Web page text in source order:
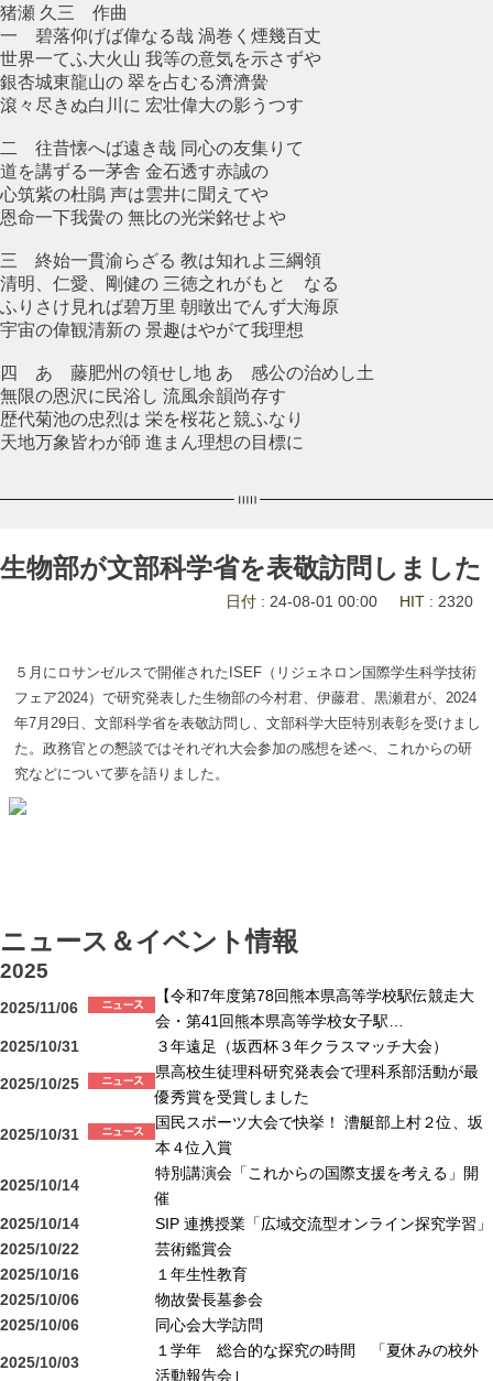
猪瀬 久三 作曲
一 碧落仰げば偉なる哉 渦巻く煙幾百丈
世界一てふ大火山 我等の意気を示さずや
銀杏城東龍山の 翠を占むる濟濟黌
滾々尽きぬ白川に 宏壮偉大の影うつす
二 往昔懐へば遠き哉 同心の友集りて
道を講ずる一茅舎 金石透す赤誠の
心筑紫の杜鵑 声は雲井に聞えてや
恩命一下我黌の 無比の光栄銘せよや
三 終始一貫渝らざる 教は知れよ三綱領
清明、仁愛、剛健の 三徳之れがもとゝなる
ふりさけ見れば碧万里 朝暾出でんず大海原
宇宙の偉観清新の 景趣はやがて我理想
四 あゝ藤肥州の領せし地 あゝ感公の治めし土
無限の恩沢に民浴し 流風余韻尚存す
歴代菊池の忠烈は 栄を桜花と競ふなり
天地万象皆わが師 進まん理想の目標に
生物部が文部科学省を表敬訪問しました
日付 : 24-08-01 00:00 HIT : 2320
５月にロサンゼルスで開催されたISEF（リジェネロン国際学生科学技術
フェア2024）で研究発表した生物部の今村君、伊藤君、黒瀬君が、2024
年7月29日、文部科学省を表敬訪問し、文部科学大臣特別表彰を受けまし
た。政務官との懇談ではそれぞれ大会参加の感想を述べ、これからの研
究などについて夢を語りました。
ニュース＆イベント情報
2025
2025/11/06
【令和7年度第78回熊本県高等学校駅伝競走大
会・第41回熊本県高等学校女子駅…
2025/10/31
３年遠足（坂西杯３年クラスマッチ大会）
2025/10/25
県高校生徒理科研究発表会で理科系部活動が最
優秀賞を受賞しました
2025/10/31
国民スポーツ大会で快挙！ 漕艇部上村２位、坂
本４位入賞
2025/10/14
特別講演会「これからの国際支援を考える」開
催
2025/10/14
SIP 連携授業「広域交流型オンライン探究学習」
2025/10/22
芸術鑑賞会
2025/10/16
１年生性教育
2025/10/06
物故黌長墓参会
2025/10/06
同心会大学訪問
2025/10/03
１学年 総合的な探究の時間 「夏休みの校外
活動報告会｣